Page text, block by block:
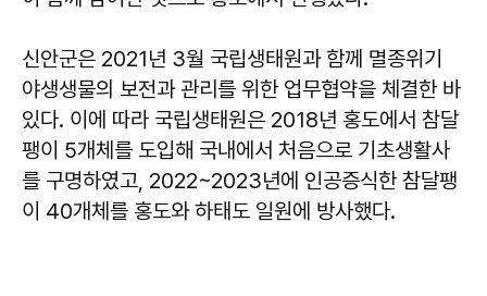
신안군은 2021년 3월 국립생태원과 함께 멸종위기
야생생물의 보전과 관리를 위한 업무협약을 체결한 바
있다. 이에 따라 국립생태원은 2018년 홍도에서 참달
팽이 5개체를 도입해 국내에서 처음으로 기초생활사
를 구명하였고, 2022~2023년에 인공증식한 참달팽
이 40개체를 홍도와 하태도 일원에 방사했다.